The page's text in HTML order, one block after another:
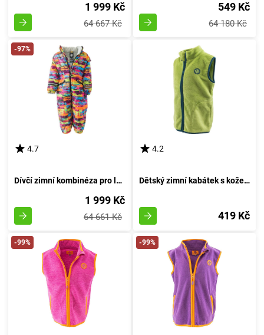
1 999 Kč
64 667 Kč
549 Kč
64 180 Kč
-97%
4.7
Dívčí zimní kombinéza pro lyžování, Pidilidi, PD1111-01, holčička - 98 | 3 roky
1 999 Kč
64 661 Kč
4.2
Dětský zimní kabátek s kožešinovým límcem, Pidilidi, PD1094, zelený - velikost 98 | pro věk 3 roky
419 Kč
-99% -99%